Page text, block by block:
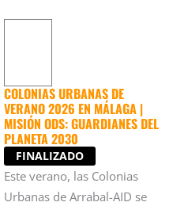
COLONIAS URBANAS DE
VERANO 2026 EN MÁLAGA |
MISIÓN ODS: GUARDIANES DEL
PLANETA 2030
FINALIZADO
Este verano, las Colonias
Urbanas de Arrabal-AID se